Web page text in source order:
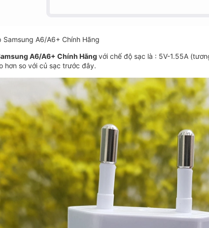
A6/A6+ Chính Hãng với chế độ sạc là : 5V-1.55A
hơn so với củ sạc trước đây.